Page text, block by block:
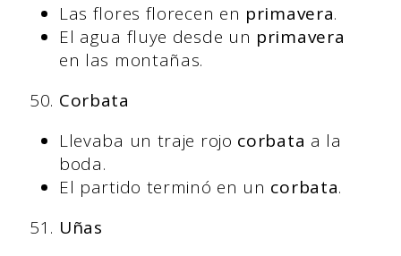
Las flores florecen en primavera.
El agua fluye desde un primavera
en las montañas.
Corbata
Llevaba un traje rojo corbata a la
boda.
El partido terminó en un corbata.
Uñas